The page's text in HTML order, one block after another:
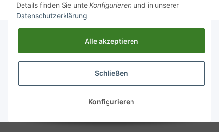
Informationen
Gesetzliche Informationen
Details finden Sie unte Konfigurieren und in unserer
Datenschutzerklärung.
Alle akzeptieren
Schließen
Konfigurieren